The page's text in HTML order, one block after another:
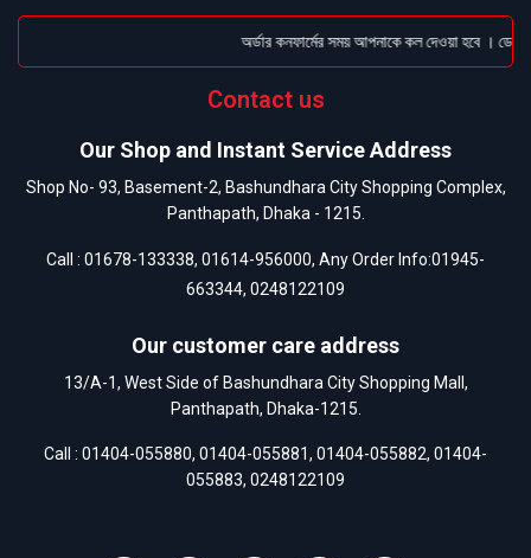
অর্ডার কনফার্মের সময় আপনাকে কল দেওয়া হবে ।
Contact us
Our Shop and Instant Service Address
Shop No- 93, Basement-2, Bashundhara City Shopping Complex,
Panthapath, Dhaka - 1215.
Call : 01678-133338, 01614-956000, Any Order Info:01945-
663344, 0248122109
Our customer care address
13/A-1, West Side of Bashundhara City Shopping Mall,
Panthapath, Dhaka-1215.
Call : 01404-055880, 01404-055881, 01404-055882, 01404-
055883, 0248122109